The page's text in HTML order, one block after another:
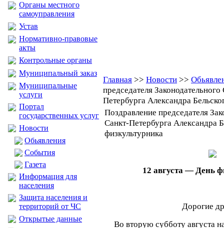
Органы местного
самоуправления
Устав
Нормативно-правовые
акты
Контрольные органы
Муниципальный заказ
Муниципальные
услуги
Портал
государственных услуг
Новости
Обьявления
События
Газета
Информация для
населения
Защита населения и
территорий от ЧС
Открытые данные
Главная >> Новости >>
председателя
Петербурга Александра
Поздравление председателя
Санкт-Петербурга Александра
физкультурника
12 августа — День
Дорогие
Во вторую субботу августа